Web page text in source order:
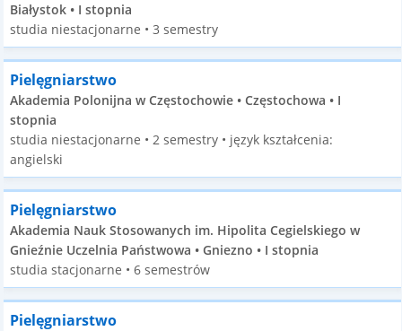
Białystok • I stopnia
studia niestacjonarne • 3 semestry
Pielęgniarstwo
Akademia Polonijna w Częstochowie • Częstochowa • I
stopnia
studia niestacjonarne • 2 semestry • język kształcenia:
angielski
Pielęgniarstwo
Akademia Nauk Stosowanych im. Hipolita Cegielskiego w
Gnieźnie Uczelnia Państwowa • Gniezno • I stopnia
studia stacjonarne • 6 semestrów
Pielęgniarstwo